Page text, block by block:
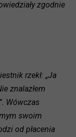
zgodnie
rzekł: „Ja
znalazłem
Wówczas
swoim
od płacenia